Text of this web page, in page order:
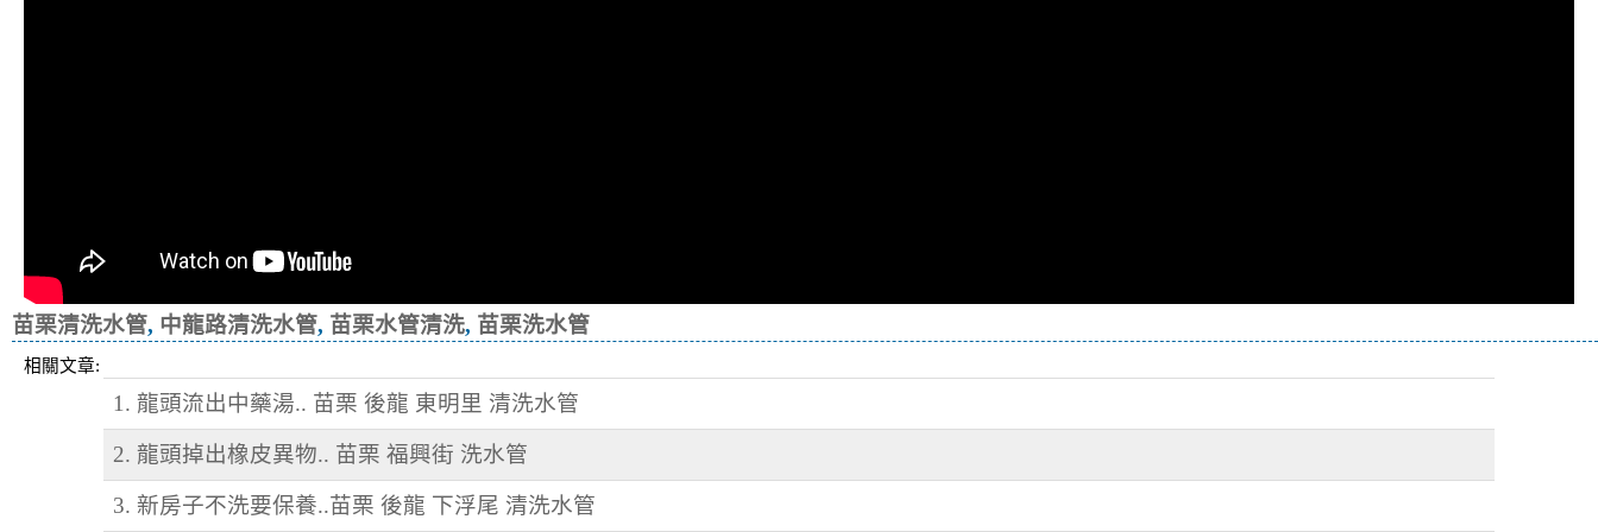
苗栗清洗水管, 中龍路清洗水管, 苗栗水管清洗, 苗栗洗水管
相關文章:
1. 龍頭流出中藥湯.. 苗栗 後龍 東明里 清洗水管
2. 龍頭掉出橡皮異物.. 苗栗 福興街 洗水管
3. 新房子不洗要保養..苗栗 後龍 下浮尾 清洗水管